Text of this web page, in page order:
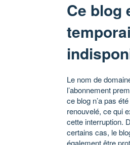
Ce blog
Le nom de
l’abonnement
ce blog n’a pas été
renouvelé, ce qui
cette interruption.
certains cas, le
également être